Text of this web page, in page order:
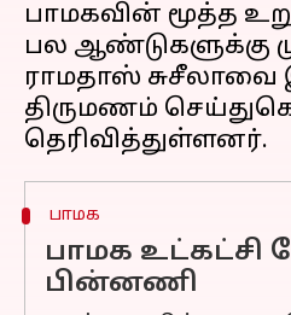
பாமகவின் மூத்த
பல ஆண்டுகளுக்கு
ராமதாஸ்
திருமணம்
பாமக
பாமக உட்கட்சி
பின்னணி